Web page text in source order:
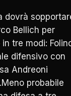
dovrà
Bellich per
tre modi:
difensivo con
Andreoni
probabile